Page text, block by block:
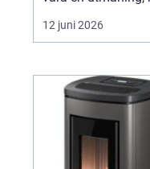
med rätt strategi
information går det
effektivt. Ljungby,
centralort i
län, erbjuder inte
historik och charm,
12 juni 2026